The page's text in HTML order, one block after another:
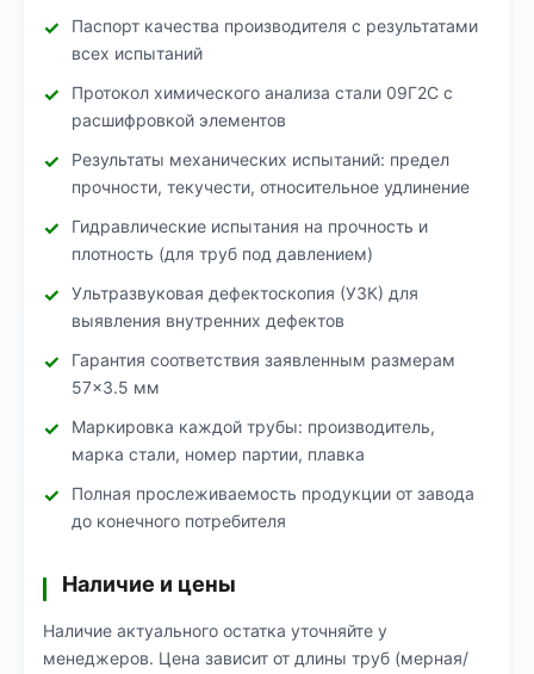
Паспорт качества производителя с результатами
всех испытаний
Протокол химического анализа стали 09Г2С с
расшифровкой элементов
Результаты механических испытаний: предел
прочности, текучести, относительное удлинение
Гидравлические испытания на прочность и
плотность (для труб под давлением)
Ультразвуковая дефектоскопия (УЗК) для
выявления внутренних дефектов
Гарантия соответствия заявленным размерам
57×3.5 мм
Маркировка каждой трубы: производитель,
марка стали, номер партии, плавка
Полная прослеживаемость продукции от завода
до конечного потребителя
Наличие и цены
Наличие актуального остатка уточняйте у
менеджеров. Цена зависит от длины труб (мерная/